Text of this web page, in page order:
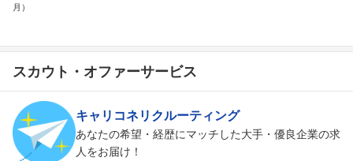
月）
スカウト・オファーサービス
キャリコネリクルーティング
あなたの希望・経歴にマッチした大手・優良企業の求
人をお届け！